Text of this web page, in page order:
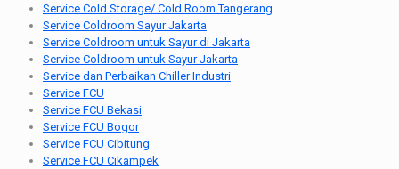
Service Cold Storage/ Cold Room Tangerang
Service Coldroom Sayur Jakarta
Service Coldroom untuk Sayur di Jakarta
Service Coldroom untuk Sayur Jakarta
Service dan Perbaikan Chiller Industri
Service FCU
Service FCU Bekasi
Service FCU Bogor
Service FCU Cibitung
Service FCU Cikampek